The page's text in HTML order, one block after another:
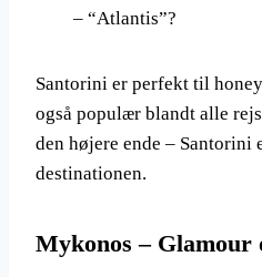
– “Atlantis”?
Santorini er perfekt til
også populær blandt alle
den højere ende – Santorini
destinationen.
Mykonos – Glamour